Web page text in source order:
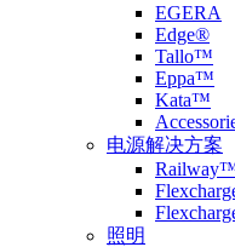
EGERA
Edge®
Tallo™
Eppa™
Kata™
电源解决方案
照明